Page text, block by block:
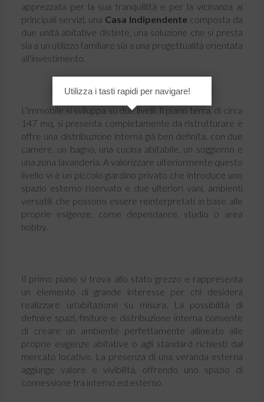
apprezzata per la sua tranquillità e per la vicinanza ai
principali servizi, una Casa Indipendentecomposta da
due unità abitative distinte, una soluzione che si presta
sia a un utilizzo familiare sia a una progettualità orientata
all'investimento.
L'immobile si sviluppa su due livelli. Il piano terra, di circa
147 mq, si presenta completamente da ristrutturare e
offre una distribuzione interna già ben definita, con due
camere, un bagno, una cucina abitabile, un soggiorno e
una zona lavanderia. A valorizzare ulteriormente questo
livello vi è un piccolo giardino privato che introduce uno
spazio esterno riservato e due ulteriori vani, ambienti
versatili che possono essere reinterpretati in base alle
proprie esigenze, come dependance, studio o area
hobby.
Il primo piano si trova allo stato grezzo e rappresenta
un elemento di grande interesse per chi desidera
realizzare un'abitazione su misura. La possibilità di
definire spazi, finiture e distribuzione interna consente
di creare un ambiente perfettamente allineato alle
proprie esigenze abitative o agli standard richiesti dal
mercato locativo. La presenza di una veranda esterna
aggiunge valore e vivibilità, offrendo uno spazio di
connessione tra interno ed esterno.
Utilizza i tasti rapidi per navigare!